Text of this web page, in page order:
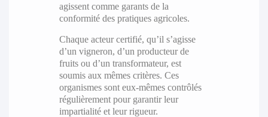
agissent comme garants de la
conformité des pratiques agricoles.
Chaque acteur certifié, qu’il s’agisse
d’un vigneron, d’un producteur de
fruits ou d’un transformateur, est
soumis aux mêmes critères. Ces
organismes sont eux-mêmes contrôlés
régulièrement pour garantir leur
impartialité et leur rigueur.